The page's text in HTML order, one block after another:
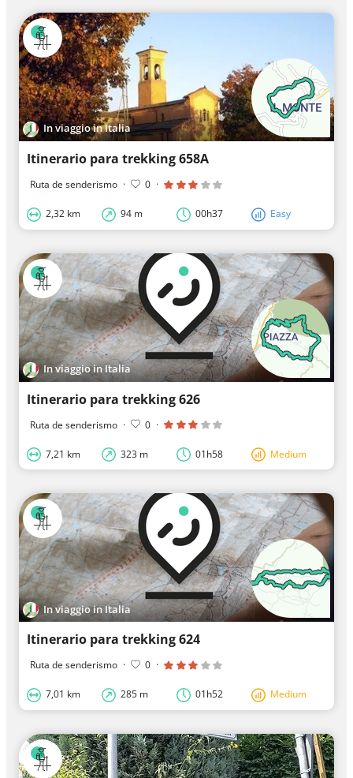
In viaggio in Italia
Itinerario para trekking 658A
Ruta de senderismo · 0 ·
2,32 km 94 m 00h37 Easy
In viaggio in Italia
Itinerario para trekking 626
Ruta de senderismo · 0 ·
7,21 km 323 m 01h58 Medium
In viaggio in Italia
Itinerario para trekking 624
Ruta de senderismo · 0 ·
7,01 km 285 m 01h52 Medium